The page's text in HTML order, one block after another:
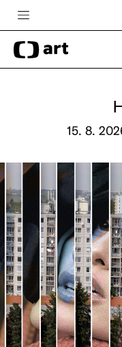
Česká televize
Zpravodajství
Pro děti
edu
Vše o ČT
15. 8.